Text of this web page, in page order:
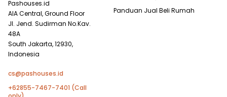
Pashouses.id
AIA Central, Ground Floor
Jl. Jend. Sudirman No.Kav.
48A
South Jakarta, 12930,
Indonesia
cs@pashouses.id
+62855-7467-7401 (Call
Panduan Jual Beli Rumah